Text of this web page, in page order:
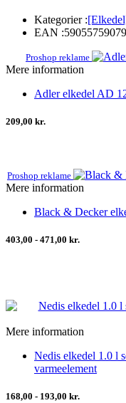
Kategorier :
EAN :
Proshop reklame
Mere information
Adler elkedel AD
209,00 kr.
Proshop reklame
Mere information
Black & Decker
403,00 - 471,00 kr.
Mere information
Nedis elkedel 1.0 l
varmeelement
168,00 - 193,00 kr.